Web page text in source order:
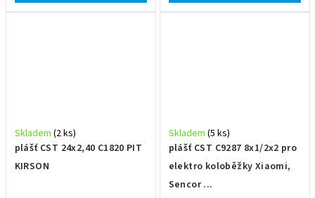
plášť CST 24x2,40 C1820 PIT
KIRSON
Skladem (2 ks)
plášť CST C9287 8x1/2x2 pro
elektro koloběžky Xiaomi,
Sencor ...
Skladem (5 ks)